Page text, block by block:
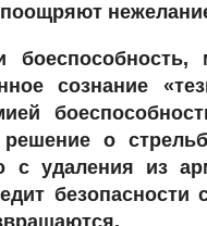
поощряют
сознание
о
с удаления из
безопасности
возвращаются.